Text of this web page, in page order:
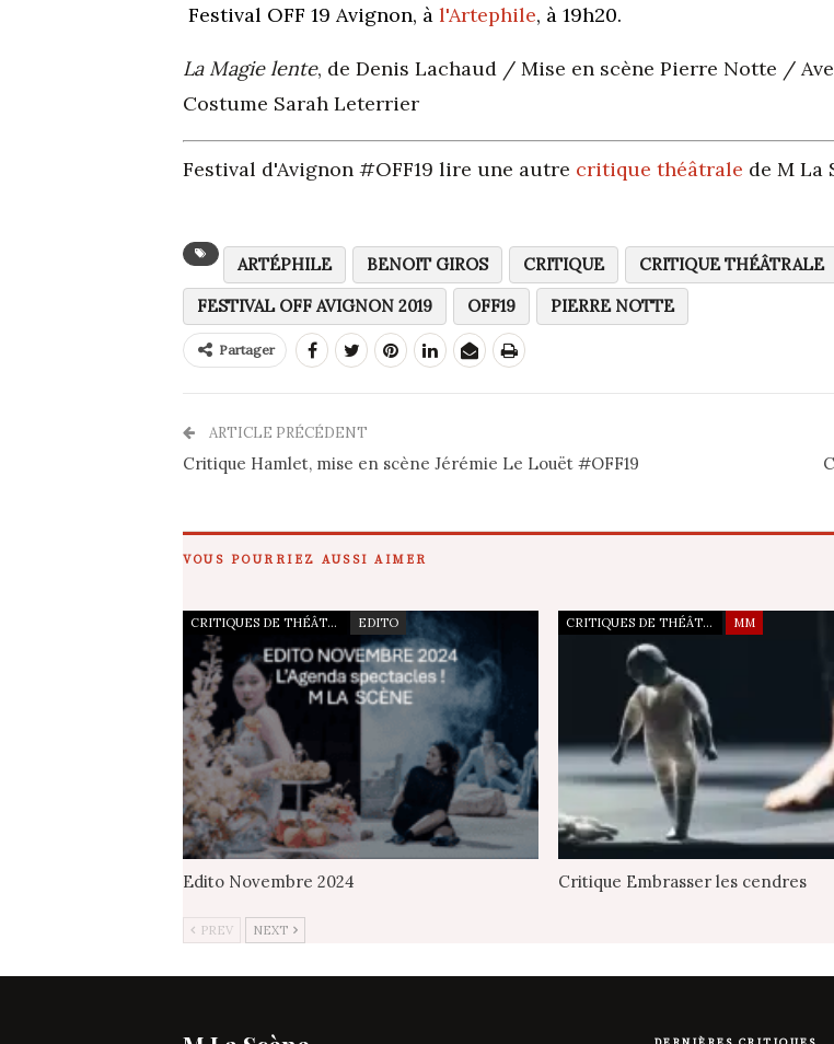
Festival OFF 19 Avignon, à l'Artephile, à 19h20.
La Magie lente, de Denis Lachaud / Mise en scène Pierre Notte /
Costume Sarah Leterrier
Festival d'Avignon #OFF19 lire une autre critique théâtrale de M La
ARTÉPHILE BENOIT GIROS CRITIQUE CRITIQUE THÉÂTRALE
FESTIVAL OFF AVIGNON 2019
OFF19 PIERRE NOTTE
Partager
ARTICLE PRÉCÉDENT
Critique Hamlet, mise en scène Jérémie Le Louët #OFF19
VOUS POURRIEZ AUSSI AIMER
CRITIQUES DE THÉÂTRE EDITO
Edito Novembre 2024
CRITIQUES DE THÉÂTRE MM
Critique Embrasser les cendres
PREV NEXT